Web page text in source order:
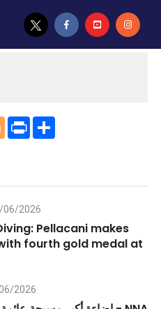
Blogger
Print Share
06/2026
Pellacani makes
fourth gold medal at
2026